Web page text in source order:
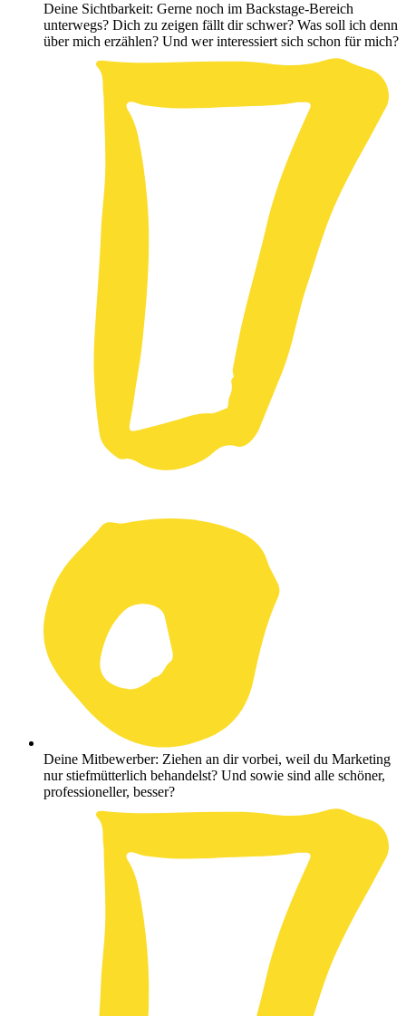
Deine Sichtbarkeit: Gerne noch im Backstage-Bereich
unterwegs? Dich zu zeigen fällt dir schwer? Was soll ich denn
über mich erzählen? Und wer interessiert sich schon für mich?
Deine Mitbewerber: Ziehen an dir vorbei, weil du Marketing
nur stiefmütterlich behandelst? Und sowie sind alle schöner,
professioneller, besser?